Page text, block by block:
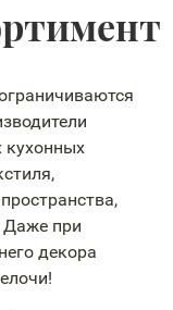
кухонных
Даже при
декора